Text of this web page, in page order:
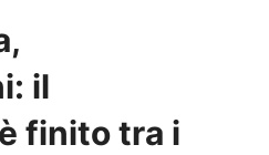
il
finito tra i